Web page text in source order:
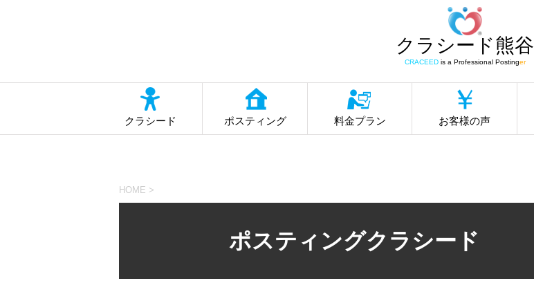
クラシード熊谷
CRACEEDis a Professional Postinger
クラシード ポスティング 料金プラン お客様の声
HOME >
ポスティングクラシード